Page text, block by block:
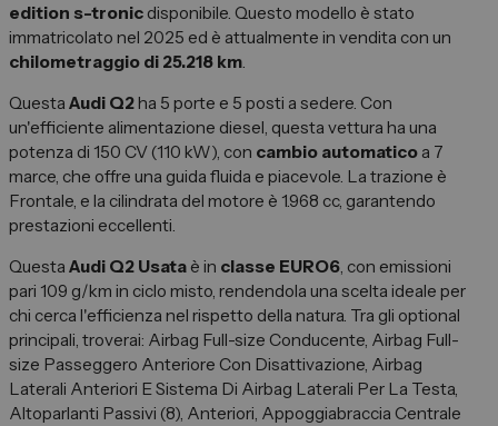
Spazio Campus
Lavora con noi
Telefono Vendita
011 22 51 711
011 22 51 737
Email
spazio@spaziogroup.com
edition s-tronicdisponibile. Questo modello è stato
immatricolato nel 2025 ed è attualmente in vendita con un
chilometraggio di 25.218 km.
Questa Audi Q2ha 5 porte e 5 posti a sedere. Con
un'efficiente alimentazione diesel, questa vettura ha una
potenza di 150 CV (110 kW), con cambio automaticoa 7
marce, che offre una guida fluida e piacevole. La trazione è
Frontale, e la cilindrata del motore è 1.968 cc, garantendo
prestazioni eccellenti.
Questa Audi Q2 Usataè in classe EURO6, con emissioni
pari 109 g/km in ciclo misto, rendendola una scelta ideale per
chi cerca l'efficienza nel rispetto della natura. Tra gli optional
principali, troverai: Airbag Full-size Conducente, Airbag Full-
size Passeggero Anteriore Con Disattivazione, Airbag
Laterali Anteriori E Sistema Di Airbag Laterali Per La Testa,
Altoparlanti Passivi (8), Anteriori, Appoggiabraccia Centrale